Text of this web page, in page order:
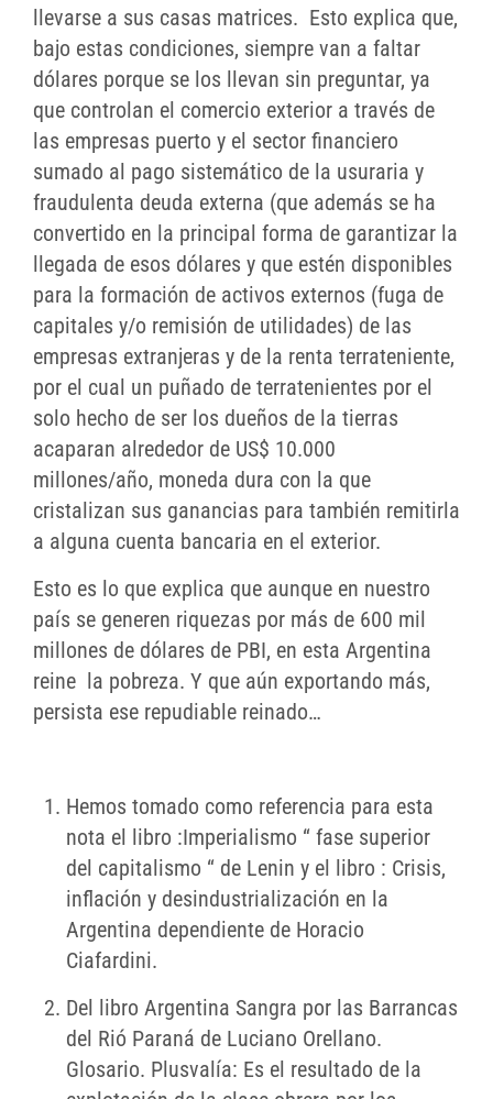
llevarse a sus casas matrices. Esto explica que,
bajo estas condiciones, siempre van a faltar
dólares porque se los llevan sin preguntar, ya
que controlan el comercio exterior a través de
las empresas puerto y el sector financiero
sumado al pago sistemático de la usuraria y
fraudulenta deuda externa (que además se ha
convertido en la principal forma de garantizar la
llegada de esos dólares y que estén disponibles
para la formación de activos externos (fuga de
capitales y/o remisión de utilidades) de las
empresas extranjeras y de la renta terrateniente,
por el cual un puñado de terratenientes por el
solo hecho de ser los dueños de la tierras
acaparan alrededor de US$ 10.000
millones/año, moneda dura con la que
cristalizan sus ganancias para también remitirla
a alguna cuenta bancaria en el exterior.
Esto es lo que explica que aunque en nuestro
país se generen riquezas por más de 600 mil
millones de dólares de PBI, en esta Argentina
reine la pobreza. Y que aún exportando más,
persista ese repudiable reinado…
Hemos tomado como referencia para esta
nota el libro :Imperialismo “ fase superior
del capitalismo “ de Lenin y el libro : Crisis,
inflación y desindustrialización en la
Argentina dependiente de Horacio
Ciafardini.
Del libro Argentina Sangra por las Barrancas
del Rió Paraná de Luciano Orellano.
Glosario. Plusvalía: Es el resultado de la